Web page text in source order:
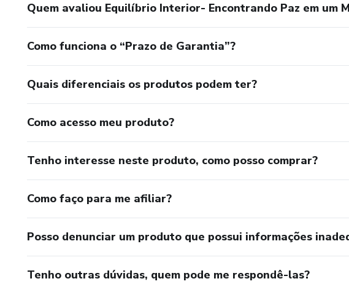
Quem avaliou Equilíbrio Interior- Encontrando Paz em um
Como funciona o “Prazo de Garantia”?
Quais diferenciais os produtos podem ter?
Como acesso meu produto?
Tenho interesse neste produto, como posso comprar?
Como faço para me afiliar?
Posso denunciar um produto que possui informações
Tenho outras dúvidas, quem pode me respondê-las?